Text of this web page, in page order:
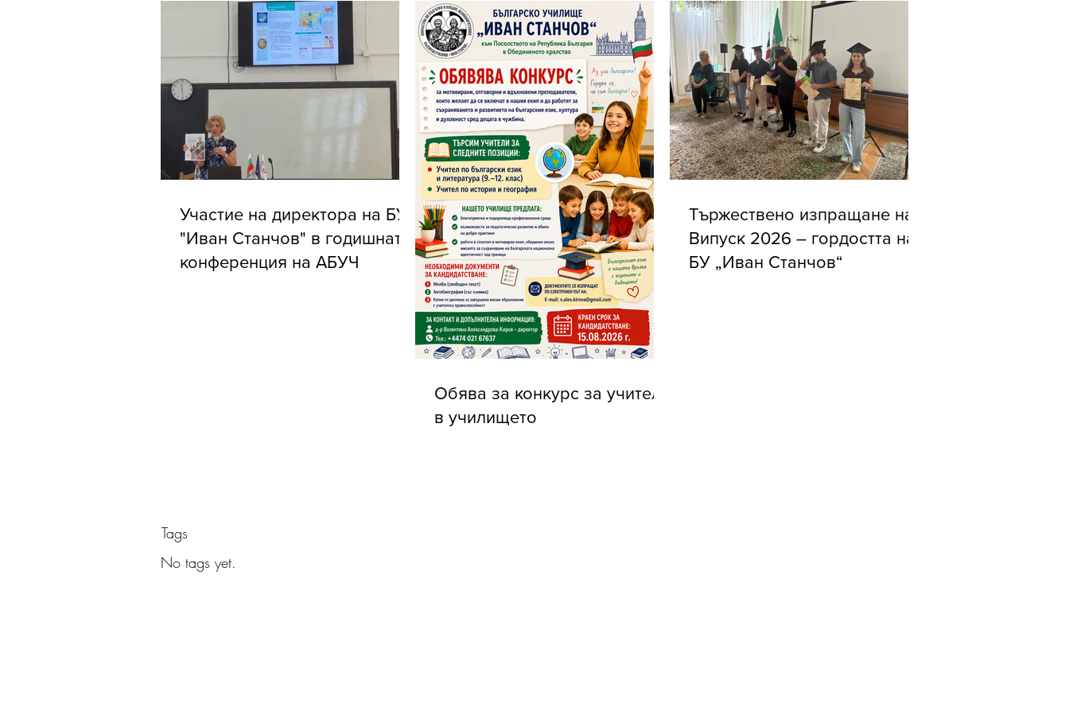
Участие на директора на БУ
"Иван Станчов" в годишната
конференция на АБУЧ
Обява за конкурс за учители
в училището
Тържествено изпращане на
Випуск 2026 – гордостта на
БУ „Иван Станчов“
Tags
No tags yet.